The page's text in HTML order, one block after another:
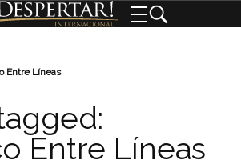
Entre Líneas
Entre Líneas